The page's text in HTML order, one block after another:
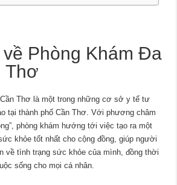
Phòng Khám Đa
Thơ
Thơ là một trong những cơ sở y tế tư
tại thành phố Cần Thơ. Với phương châm
phòng khám hướng tới việc tạo ra một
khỏe tốt nhất cho cộng đồng, giúp người
về tình trạng sức khỏe của mình, đồng thời
sống cho mọi cá nhân.